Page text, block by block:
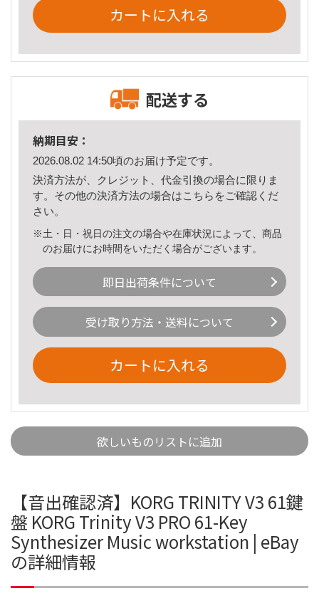
カートに入れる
配送する
納期目安：
2026.08.02 14:50頃のお届け予定です。
決済方法が、クレジット、代金引換の場合に限りま
す。その他の決済方法の場合はこちら をご確認くだ
さい。
※土・日・祝日の注文の場合や在庫状況によって、商品
のお届けにお時間をいただく場合がございます。
即日出荷条件について
受け取り方法・送料について
カートに入れる
欲しいものリストに追加
【音出確認済】KORG TRINITY V3 61鍵
盤 KORG Trinity V3 PRO 61-Key
Synthesizer Music workstation | eBay
の詳細情報